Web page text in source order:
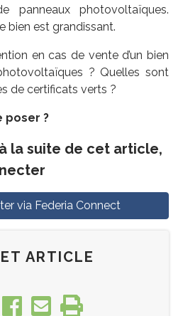
panneaux photovoltaïques.
bien est grandissant.
en cas de vente d’un bien
? Quelles sont
de certificats verts ?
poser ?
la suite de cet article,
via Federia Connect
ARTICLE